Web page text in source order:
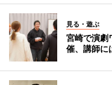
見る・遊ぶ
宮崎で演
催、講師に